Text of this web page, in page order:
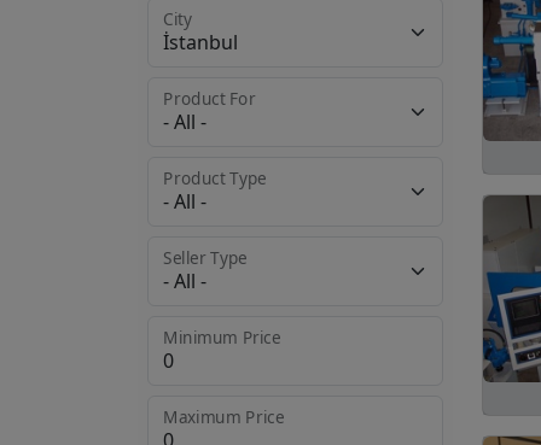
Kaynak
Endüstriyel Sanayi
40
Planya 34
Vargel
Üniversal Torna
Punch
City
Product For
Product Type
Seller Type
Minimum Price
Maximum Price